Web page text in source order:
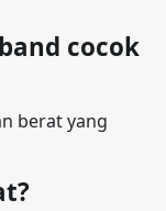
cocok
berat yang